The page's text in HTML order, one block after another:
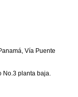
Vía Puente
No.3 planta baja.